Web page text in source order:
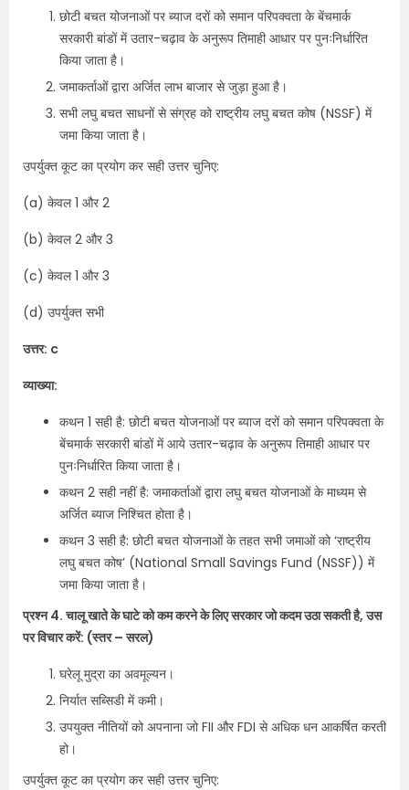
छोटी बचत योजनाओं पर ब्याज दरों को समान परिपक्वता के बेंचमार्क
सरकारी बांडों में उतार-चढ़ाव के अनुरूप तिमाही आधार पर पुनःनिर्धारित
किया जाता है।
जमाकर्ताओं द्वारा अर्जित लाभ बाजार से जुड़ा हुआ है।
सभी लघु बचत साधनों से संग्रह को राष्ट्रीय लघु बचत कोष (NSSF) में
जमा किया जाता है।
उपर्युक्त कूट का प्रयोग कर सही उत्तर चुनिए:
(a) केवल 1 और 2
(b) केवल 2 और 3
(c) केवल 1 और 3
(d) उपर्युक्त सभी
उत्तर: c
व्याख्या:
कथन 1 सही है: छोटी बचत योजनाओं पर ब्याज दरों को समान परिपक्वता के
बेंचमार्क सरकारी बांडों में आये उतार-चढ़ाव के अनुरूप तिमाही आधार पर
पुनःनिर्धारित किया जाता है।
कथन 2 सही नहीं है: जमाकर्ताओं द्वारा लघु बचत योजनाओं के माध्यम से
अर्जित ब्याज निश्चित होता है।
कथन 3 सही है: छोटी बचत योजनाओं के तहत सभी जमाओं को ‘राष्ट्रीय
लघु बचत कोष’ (National Small Savings Fund (NSSF)) में
जमा किया जाता है।
प्रश्न 4. चालू खाते के घाटे को कम करने के लिए सरकार जो कदम उठा सकती है, उस
पर विचार करें: (स्तर – सरल)
घरेलू मुद्रा का अवमूल्यन।
निर्यात सब्सिडी में कमी।
उपयुक्त नीतियों को अपनाना जो FII और FDI से अधिक धन आकर्षित करती
हो।
उपर्युक्त कूट का प्रयोग कर सही उत्तर चुनिए: